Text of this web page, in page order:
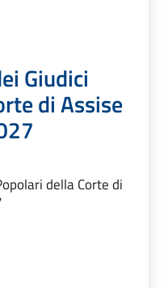
Giudici
di Assise
della Corte di